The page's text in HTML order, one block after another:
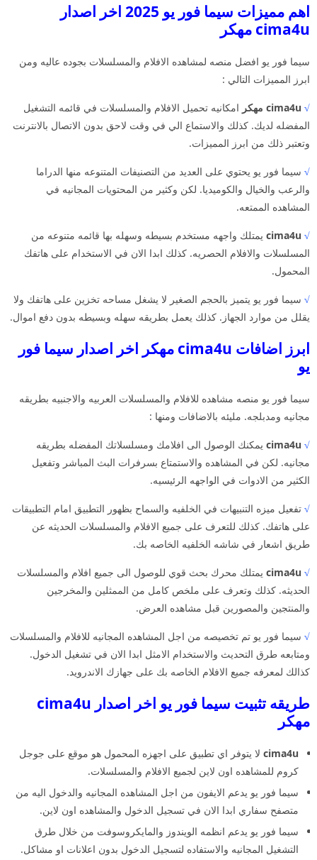
اهم مميزات سيما فور يو 2025 اخر اصدار
cima4u مهكر
سيما فور يو افضل منصه لمشاهده الافلام والمسلسلات بجوده عاليه ومن
ابرز المميزات التالي :
√ cima4u مهكر
امكانيه تحميل الافلام والمسلسلات في قائمه التشغيل
المفضله لديك. كذلك والاستماع الي في وقت لاحق بدون الاتصال بالانترنت
وتعتبر ذلك من ابرز المميزات.
√ سيما فور يو يحتوي على العديد من التصنيفات المتنوعه منها الدراما
والرعب والخيال والكوميديا. لكن وكثير من المحتويات المجانيه في
المشاهده الممتعه.
√
cima4u يمتلك واجهه مستخدم بسيطه وسهله بها قائمه متنوعه من
المسلسلات والافلام الحصريه. كذلك ابدا الان في الاستخدام على هاتفك
المحمول.
√ سيما فور يو يتميز بالحجم الصغير لا يشغل مساحه تخزين على هاتفك ولا
يقلل من موارد الجهاز. كذلك يعمل بطريقه سهله وبسيطه بدون دفع اموال.
ابرز اضافات cima4u مهكر اخر اصدار سيما فور
يو
سيما فور يو منصه مشاهده للافلام والمسلسلات العربيه والاجنبيه بطريقه
مجانيه ومدبلجه. مليئه بالاضافات ومنها :
√
cima4u يمكنك الوصول الى افلامك ومسلسلاتك المفضله بطريقه
مجانيه. لكن في المشاهده والاستمتاع بسرفرات البث المباشر وتفعيل
الكثير من الادوات في الواجهه الرئيسيه.
√ تفعيل ميزه التنبيهات في الخلفيه والسماح بظهور التطبيق امام التطبيقات
على هاتفك. كذلك للتعرف على جميع الافلام والمسلسلات الحديثه عن
طريق اشعار في شاشه الخلفيه الخاصه بك.
√
cima4u يمتلك محرك بحث قوي للوصول الى جميع افلام والمسلسلات
الحديثه. كذلك وتعرف على ملخص كامل من الممثلين والمخرجين
والمنتجين والمصورين قبل مشاهده العرض.
√ سيما فور يو تم تخصيصه من اجل المشاهده المجانيه للافلام والمسلسلات
ومتابعه طرق التحديث والاستخدام الامثل ابدا الان في تشغيل الدخول.
كذالك لمعرفه جميع الافلام الخاصه بك على جهازك الاندرويد.
طريقه تثبيت سيما فور يو اخر اصدار cima4u
مهكر
cima4u لا يتوفر اي تطبيق على اجهزه المحمول هو موقع على جوجل
كروم للمشاهده اون لاين لجميع الافلام والمسلسلات.
سيما فور يو يدعم الايفون من اجل المشاهده المجانيه والدخول اليه من
متصفح سفاري ابدا الان في تسجيل الدخول والمشاهده اون لاين.
سيما فور يو يدعم انظمه الويندوز والمايكروسوفت من خلال طرق
التشغيل المجانيه والاستفاده لتسجيل الدخول بدون اعلانات او مشاكل.